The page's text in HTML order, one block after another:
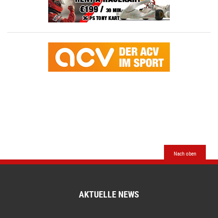
Nach oben
AKTUELLE NEWS